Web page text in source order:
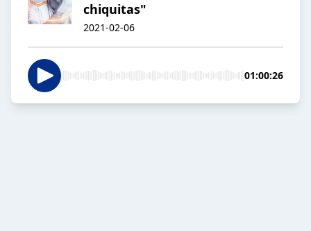
chiquitas"
2021-02-06
01:00:26